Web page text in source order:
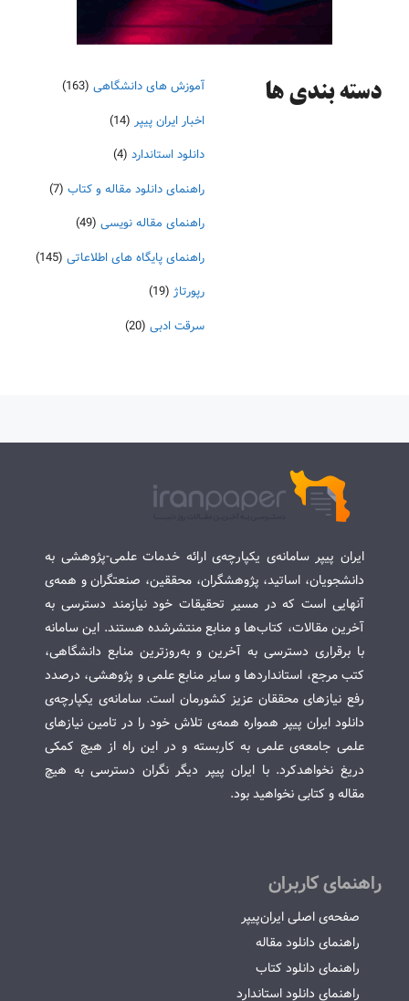
دسته‌ بندی ها آموزش های دانشگاهی (163)
اخبار ایران پیپر (14)
دانلود استاندارد (4)
راهنمای دانلود مقاله و کتاب (7)
راهنمای مقاله نویسی (49)
راهنمای پایگاه های اطلاعاتی (145)
رپورتاژ (19)
سرقت ادبی (20)
ایران پیپر سامانه‌ی یکپارچه‌ی ارائه خدمات علمی-پژوهشی به
دانشجویان، اساتید، پژوهشگران، محققین، صنعتگران و همه‌ی
آنهایی است که در مسیر تحقیقات خود نیازمند دسترسی به
آخرین مقالات، کتاب‌ها و منابع منتشرشده هستند. این سامانه
با برقراری دسترسی به آخرین و به‌روزترین منابع دانشگاهی،
کتب مرجع، استانداردها و سایر منابع علمی و پژوهشی، درصدد
رفع نیازهای محققان عزیز کشورمان است. سامانه‌ی یکپارچه‌ی
دانلود ایران پیپر همواره همه‌ی تلاش خود را در تامین نیازهای
علمی جامعه‌ی علمی به کاربسته و در این راه از هیچ کمکی
دریغ نخواهدکرد. با ایران پیپر دیگر نگران دسترسی به هیچ
مقاله و کتابی نخواهید بود.
راهنمای کاربران
صفحه‌ی اصلی ایران‌پیپر
راهنمای دانلود مقاله
راهنمای دانلود کتاب
راهنمای دانلود استاندارد